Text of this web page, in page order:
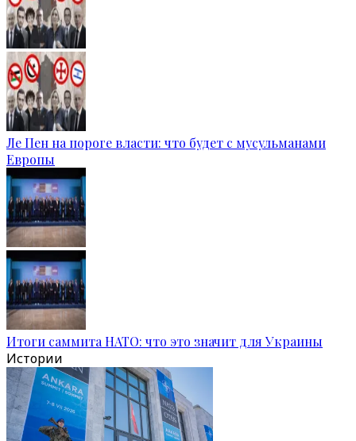
Ле Пен на пороге власти: что будет с мусульманами
Европы
Итоги саммита НАТО: что это значит для Украины
Истории